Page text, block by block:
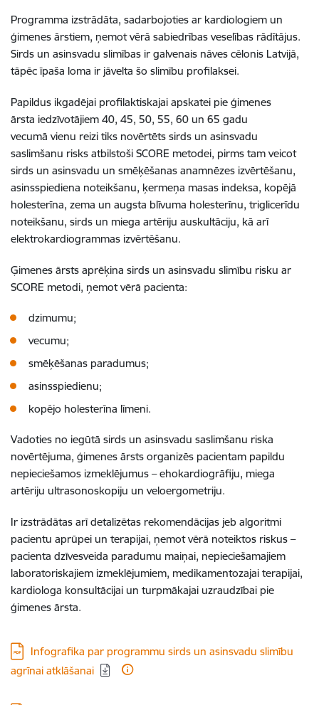
Programma izstrādāta, sadarbojoties ar kardiologiem un
ģimenes ārstiem, ņemot vērā sabiedrības veselības rādītājus.
Sirds un asinsvadu slimības ir galvenais nāves cēlonis Latvijā,
tāpēc īpaša loma ir jāvelta šo slimību profilaksei.
Papildus ikgadējai profilaktiskajai apskatei pie ģimenes
ārsta iedzīvotājiem 40, 45, 50, 55, 60 un 65 gadu
vecumā vienu reizi tiks novērtēts sirds un asinsvadu
saslimšanu risks atbilstoši SCORE metodei, pirms tam veicot
sirds un asinsvadu un smēķēšanas anamnēzes izvērtēšanu,
asinsspiediena noteikšanu, ķermeņa masas indeksa, kopējā
holesterīna, zema un augsta blīvuma holesterīnu, triglicerīdu
noteikšanu, sirds un miega artēriju auskultāciju, kā arī
elektrokardiogrammas izvērtēšanu.
Ģimenes ārsts aprēķina sirds un asinsvadu slimību risku ar
SCORE metodi, ņemot vērā pacienta:
dzimumu;
vecumu;
smēķēšanas paradumus;
asinsspiedienu;
kopējo holesterīna līmeni.
Vadoties no iegūtā sirds un asinsvadu saslimšanu riska
novērtējuma, ģimenes ārsts organizēs pacientam papildu
nepieciešamos izmeklējumus – ehokardiogrāfiju, miega
artēriju ultrasonoskopiju un veloergometriju.
Ir izstrādātas arī detalizētas rekomendācijas jeb algoritmi
pacientu aprūpei un terapijai, ņemot vērā noteiktos riskus –
pacienta dzīvesveida paradumu maiņai, nepieciešamajiem
laboratoriskajiem izmeklējumiem, medikamentozajai terapijai,
kardiologa konsultācijai un turpmākajai uzraudzībai pie
ģimenes ārsta.
Lejupielādēt:
Infografika par programmu sirds un asinsvadu slimību
agrīnai atklāšanai